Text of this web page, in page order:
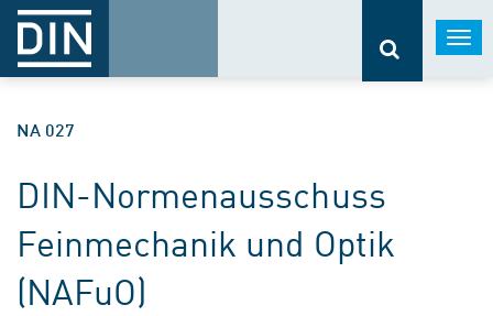
NA 027
DIN-Normenausschuss
Feinmechanik und Optik
(NAFuO)